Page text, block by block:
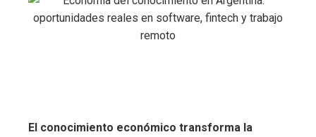
El conocimiento económico transforma la